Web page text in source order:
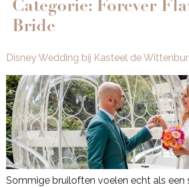
Categorie: Forever
Bride
Disney Wedding bij Kasteel de
Sommige bruiloften voelen echt als een